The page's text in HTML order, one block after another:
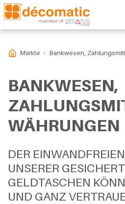
Märkte Bankwesen,
BANKWESEN,
WÄHRUNGEN
DER
UNSERER
GELDTASCHEN
UND GANZ